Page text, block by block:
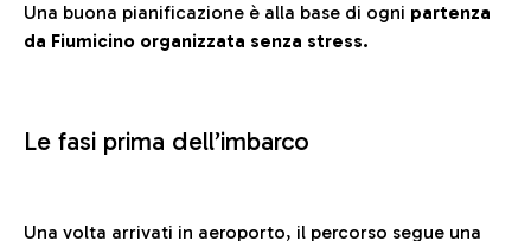
Una buona pianificazione è alla base di ogni partenza
da Fiumicino organizzata senza stress.
Le fasi prima dell’imbarco
Una volta arrivati in aeroporto, il percorso segue una